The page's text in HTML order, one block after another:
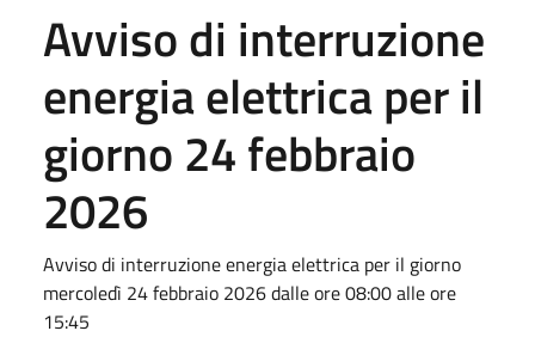
Avviso di interruzione
energia elettrica per il
giorno 24 febbraio
2026
Avviso di interruzione energia elettrica per il giorno
mercoledì 24 febbraio 2026 dalle ore 08:00 alle ore
15:45